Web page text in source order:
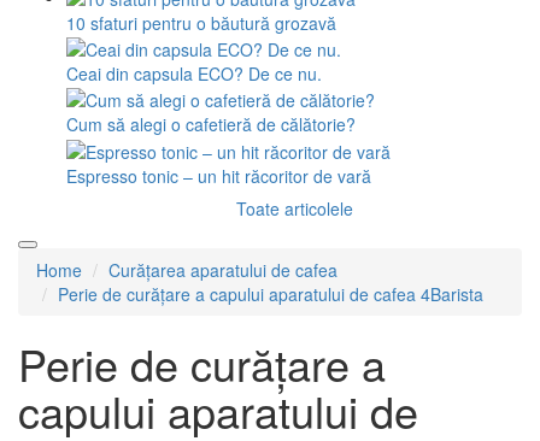
10 sfaturi pentru o băutură grozavă
Ceai din capsula ECO? De ce nu.
Cum să alegi o cafetieră de călătorie?
Espresso tonic – un hit răcoritor de vară
Toate articolele
Home
Curățarea aparatului de cafea
Perie de curățare a capului aparatului de cafea 4Barista
Perie de curățare a
capului aparatului de